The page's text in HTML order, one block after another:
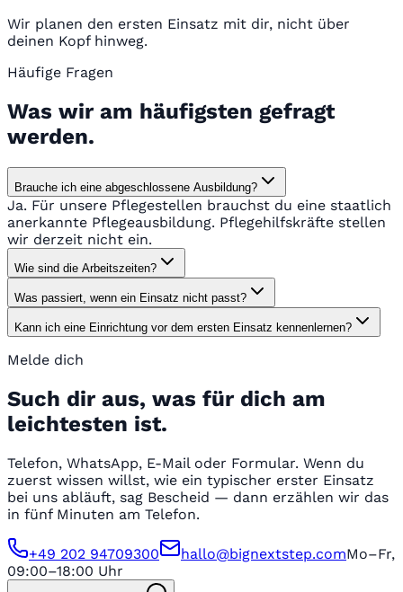
Wir planen den ersten Einsatz mit dir, nicht über
deinen Kopf hinweg.
Häufige Fragen
Was wir am häufigsten gefragt
werden.
Brauche ich eine abgeschlossene Ausbildung?
Ja. Für unsere Pflegestellen brauchst du eine staatlich
anerkannte Pflegeausbildung. Pflegehilfskräfte stellen
wir derzeit nicht ein.
Wie sind die Arbeitszeiten?
Was passiert, wenn ein Einsatz nicht passt?
Kann ich eine Einrichtung vor dem ersten Einsatz kennenlernen?
Melde dich
Such dir aus, was für dich am
leichtesten ist.
Telefon, WhatsApp, E-Mail oder Formular. Wenn du
zuerst wissen willst, wie ein typischer erster Einsatz
bei uns abläuft, sag Bescheid — dann erzählen wir das
in fünf Minuten am Telefon.
+49 202 94709300 hallo@bignextstep.comMo–Fr,
09:00–18:00 Uhr